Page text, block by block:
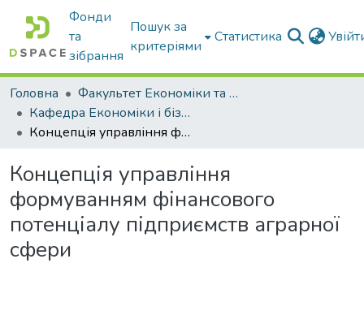
Фонди
та
зібрання
Пошук за
критеріями
Статистика
Головна
Факультет Економіки та бізнесу
Кафедра Економіки і бізнесу
Концепція управління формуванням фінансового потенціалу підприємств аграрної сфери
Концепція управління
формуванням фінансового
потенціалу підприємств аграрної
сфери